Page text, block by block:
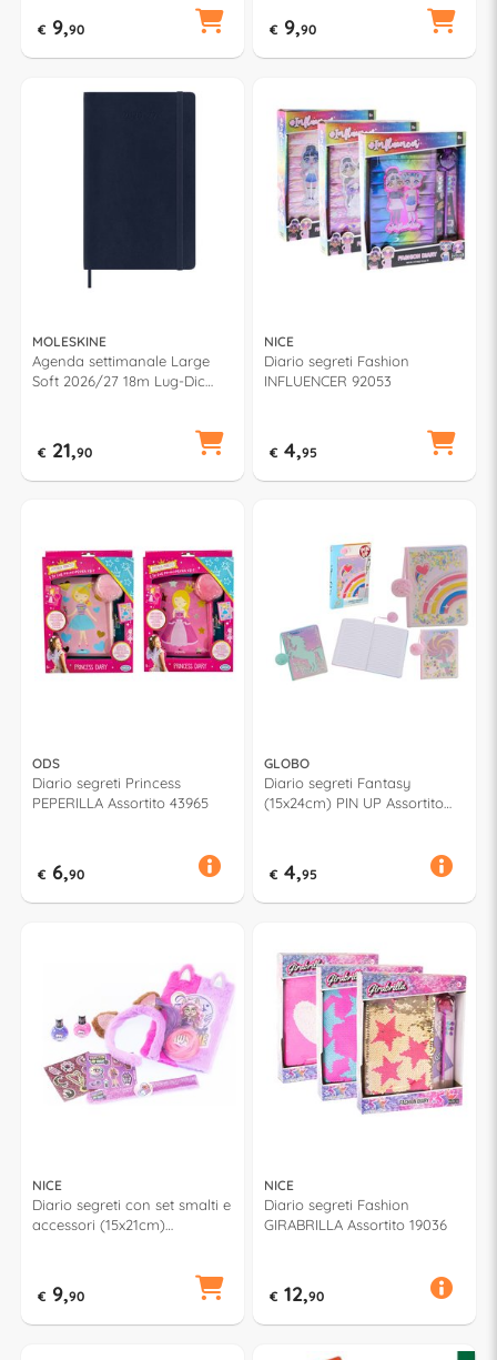
€ 9,90 € 9,90
MOLESKINE
Agenda settimanale Large
Soft 2026/27 18m Lug-Dic
€ 21,90
NICE
Diario segreti Fashion
INFLUENCER 92053
€ 4,95
ODS
Diario segreti Princess
PEPERILLA Assortito 43965
€ 6,90
GLOBO
Diario segreti Fantasy
(15x24cm) PIN UP Assortito
€ 4,95
NICE
Diario segreti con set smalti e
accessori (15x21cm)
€ 9,90
NICE
Diario segreti Fashion
GIRABRILLA Assortito 19036
€ 12,90